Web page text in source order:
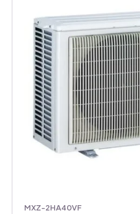
MXZ-2HA40VF